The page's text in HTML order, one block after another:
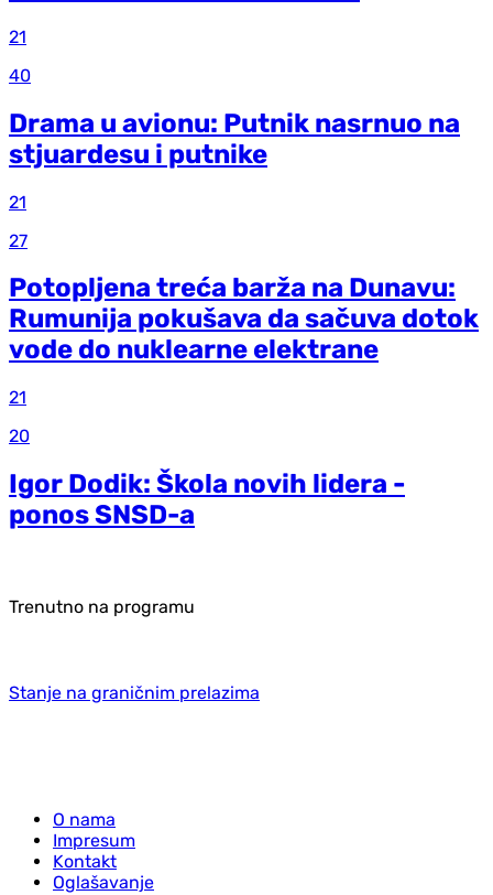
21
40
Drama u avionu: Putnik nasrnuo na
stjuardesu i putnike
21
27
Potopljena treća barža na Dunavu:
Rumunija pokušava da sačuva dotok
vode do nuklearne elektrane
21
20
Igor Dodik: Škola novih lidera -
ponos SNSD-a
Trenutno na programu
Stanje na graničnim prelazima
O nama
Impresum
Kontakt
Oglašavanje